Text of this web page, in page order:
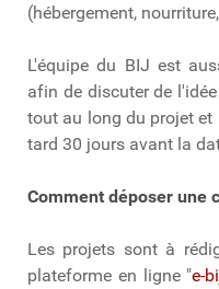
(hébergement,
L'équipe du BIJ est
afin de discuter de
tout au long du projet et
tard 30 jours avant la
Comment déposer une
Les projets sont à
plateforme en ligne "e-